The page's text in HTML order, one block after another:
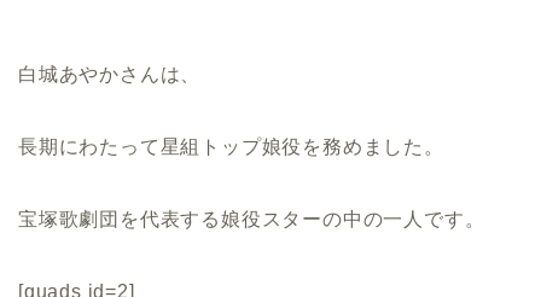
白城あやかさんは、
長期にわたって星組トップ娘役を務めました。
宝塚歌劇団を代表する娘役スターの中の一人です。
[quads id=2]